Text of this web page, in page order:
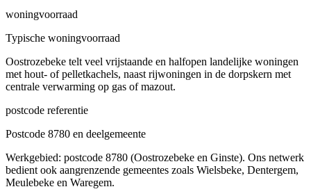
woningvoorraad
Typische woningvoorraad
Oostrozebeke telt veel vrijstaande en halfopen landelijke woningen
met hout- of pelletkachels, naast rijwoningen in de dorpskern met
centrale verwarming op gas of mazout.
postcode referentie
Postcode 8780 en deelgemeente
Werkgebied: postcode 8780 (Oostrozebeke en Ginste). Ons netwerk
bedient ook aangrenzende gemeentes zoals Wielsbeke, Dentergem,
Meulebeke en Waregem.